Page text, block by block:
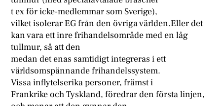
t ex för icke-medlemmar som Sverige),
vilket isolerar EG från den övriga världen.Eller det
kan vara ett inre frihandelsområde med en låg
tullmur, så att den
medan det enas samtidigt integreras i ett
världsomspännande frihandelssystem.
Vissa inflytelserika personer, främst i
Frankrike och Tyskland, föredrar den första linjen,